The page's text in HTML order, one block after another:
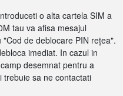
o alta cartela SIM a
tau va afisa mesajul
de deblocare PIN rețea".
imediat. In cazul in
desemnat pentru a
trebuie sa ne contactati